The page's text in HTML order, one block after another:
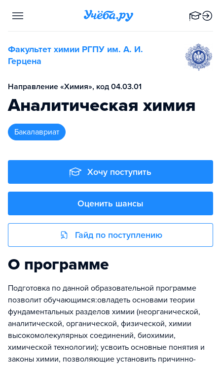
Факультет химии РГПУ им. А. И.
Герцена
Направление «Химия», код 04.03.01
Аналитическая химия
бакалавриат
Хочу поступить
Оценить шансы
Гайд по поступлению
О программе
Подготовка по данной образовательной программе
позволит обучающимся:овладеть основами теории
фундаментальных разделов химии (неорганической,
аналитической, органической, физической, химии
высокомолекулярных соединений, биохимии,
химической технологии); усвоить основные понятия и
законы химии, позволяющие установить причинно-